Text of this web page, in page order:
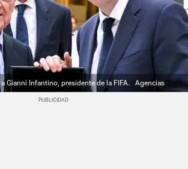
Gianni Infantino, presidente de la FIFA. Agencias